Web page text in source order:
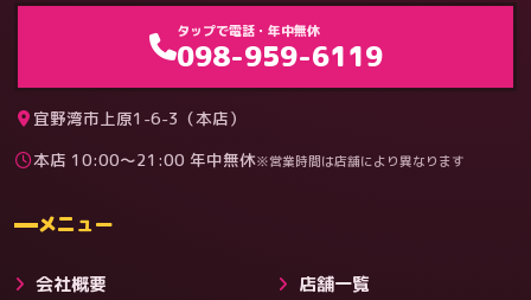
料金
タップで電話・年中無休
098-959-6119
宜野湾市上原1-6-3（本店）
本店 10:00〜21:00 年中無休※営業時間は店舗により異なります
メニュー
会社概要 店舗一覧